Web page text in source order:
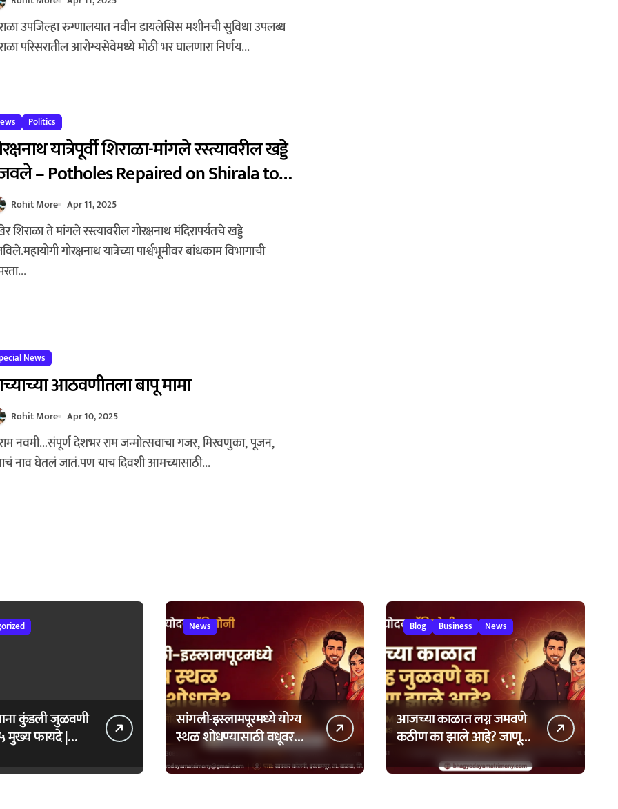
परिसरातील आरोग्यसेवेमध्ये मोठी भर घालणारा निर्णय...
Politics
यात्रेपूर्वी शिराळा-मांगले रस्त्यावरील खड्डे
– Potholes Repaired on Shirala to
Road Ahead of Gorakhnath Yatra
Rohit More Apr 11, 2025
गोरक्षनाथ यात्रेच्या पार्श्वभूमीवर बांधकाम विभागाची
News
आठवणीतला बापू मामा
Rohit More Apr 10, 2025
नाव घेतलं जातं.पण याच दिवशी आमच्यासाठी...
कुंडली जुळवणी
मुख्य फायदे |
News
सांगली-इस्लामपूरमध्ये योग्य
स्थळ शोधण्यासाठी वधूवर
सूचक केंद्राची मदत कशी
घ्यावी?
Blog Business News
आजच्या काळात लग्न जमवणे
कठीण का झाले आहे? जाणून
घ्या ७ मुख्य कारणे!